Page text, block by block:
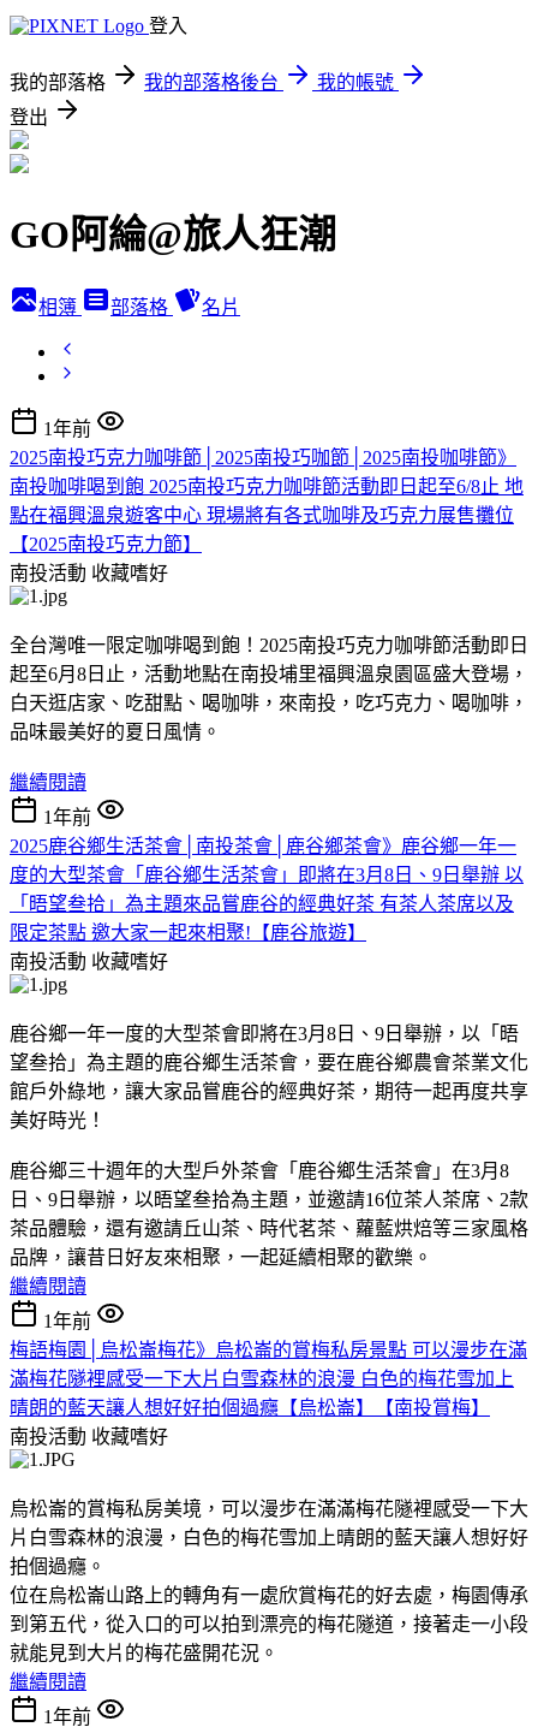
登入
我的部落格 我的部落格後台
我的帳號
登出
GO阿綸@旅人狂潮
相簿 部落格 名片
1年前
2025南投巧克力咖啡節│2025南投巧咖節│2025南投咖啡節》
南投咖啡喝到飽 2025南投巧克力咖啡節活動即日起至6/8止 地
點在福興溫泉遊客中心 現場將有各式咖啡及巧克力展售攤位
【2025南投巧克力節】
南投活動 收藏嗜好
全台灣唯一限定咖啡喝到飽！2025南投巧克力咖啡節活動即日
起至6月8日止，活動地點在南投埔里福興溫泉園區盛大登場，
白天逛店家、吃甜點、喝咖啡，來南投，吃巧克力、喝咖啡，
品味最美好的夏日風情。
繼續閱讀
1年前
2025鹿谷鄉生活茶會│南投茶會│鹿谷鄉茶會》鹿谷鄉一年一
度的大型茶會「鹿谷鄉生活茶會」即將在3月8日、9日舉辦 以
「晤望叁拾」為主題來品嘗鹿谷的經典好茶 有茶人茶席以及
限定茶點 邀大家一起來相聚!【鹿谷旅遊】
南投活動 收藏嗜好
鹿谷鄉一年一度的大型茶會即將在3月8日、9日舉辦，以「晤
望叁拾」為主題的鹿谷鄉生活茶會，要在鹿谷鄉農會茶業文化
館戶外綠地，讓大家品嘗鹿谷的經典好茶，期待一起再度共享
美好時光！
鹿谷鄉三十週年的大型戶外茶會「鹿谷鄉生活茶會」在3月8
日、9日舉辦，以晤望叁拾為主題，並邀請16位茶人茶席、2款
茶品體驗，還有邀請丘山茶、時代茗茶、蘿藍烘焙等三家風格
品牌，讓昔日好友來相聚，一起延續相聚的歡樂。
繼續閱讀
1年前
梅語梅園│烏松崙梅花》烏松崙的賞梅私房景點 可以漫步在滿
滿梅花隧裡感受一下大片白雪森林的浪漫 白色的梅花雪加上
晴朗的藍天讓人想好好拍個過癮【烏松崙】【南投賞梅】
南投活動 收藏嗜好
烏松崙的賞梅私房美境，可以漫步在滿滿梅花隧裡感受一下大
片白雪森林的浪漫，白色的梅花雪加上晴朗的藍天讓人想好好
拍個過癮。
位在烏松崙山路上的轉角有一處欣賞梅花的好去處，梅園傳承
到第五代，從入口的可以拍到漂亮的梅花隧道，接著走一小段
就能見到大片的梅花盛開花況。
繼續閱讀
1年前